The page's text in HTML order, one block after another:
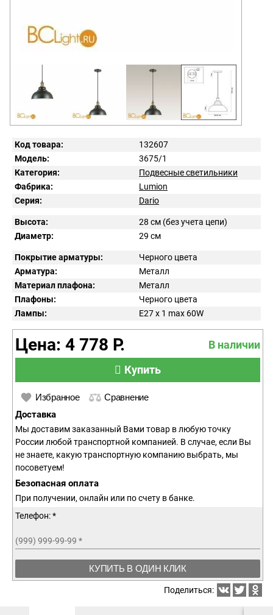
Код товара:
132607
Модель:
3675/1
Категория:
Подвесные светильники
Фабрика:
Lumion
Серия:
Dario
Высота:
28 см (без учета цепи)
Диаметр:
29 см
Покрытие арматуры:
Черного цвета
Арматура:
Металл
Материал плафона:
Металл
Плафоны:
Черного цвета
Лампы:
E27 x 1 max 60W
Цена: 4 778 Р.
В наличии
Купить
Избранное Сравнение
Доставка
Мы доставим заказанный Вами товар в любую точку
России любой транспортной компанией. В случае, если Вы
не знаете, какую транспортную компанию выбрать, мы
посоветуем!
Безопасная оплата
При получении, онлайн или по счету в банке.
Телефон: *
(999) 999-99-99 *
КУПИТЬ В ОДИН КЛИК
Поделиться: